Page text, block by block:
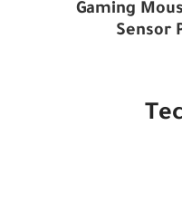
Gaming
Sensor